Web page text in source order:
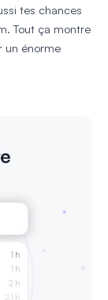
tes chances
Tout ça montre
un énorme